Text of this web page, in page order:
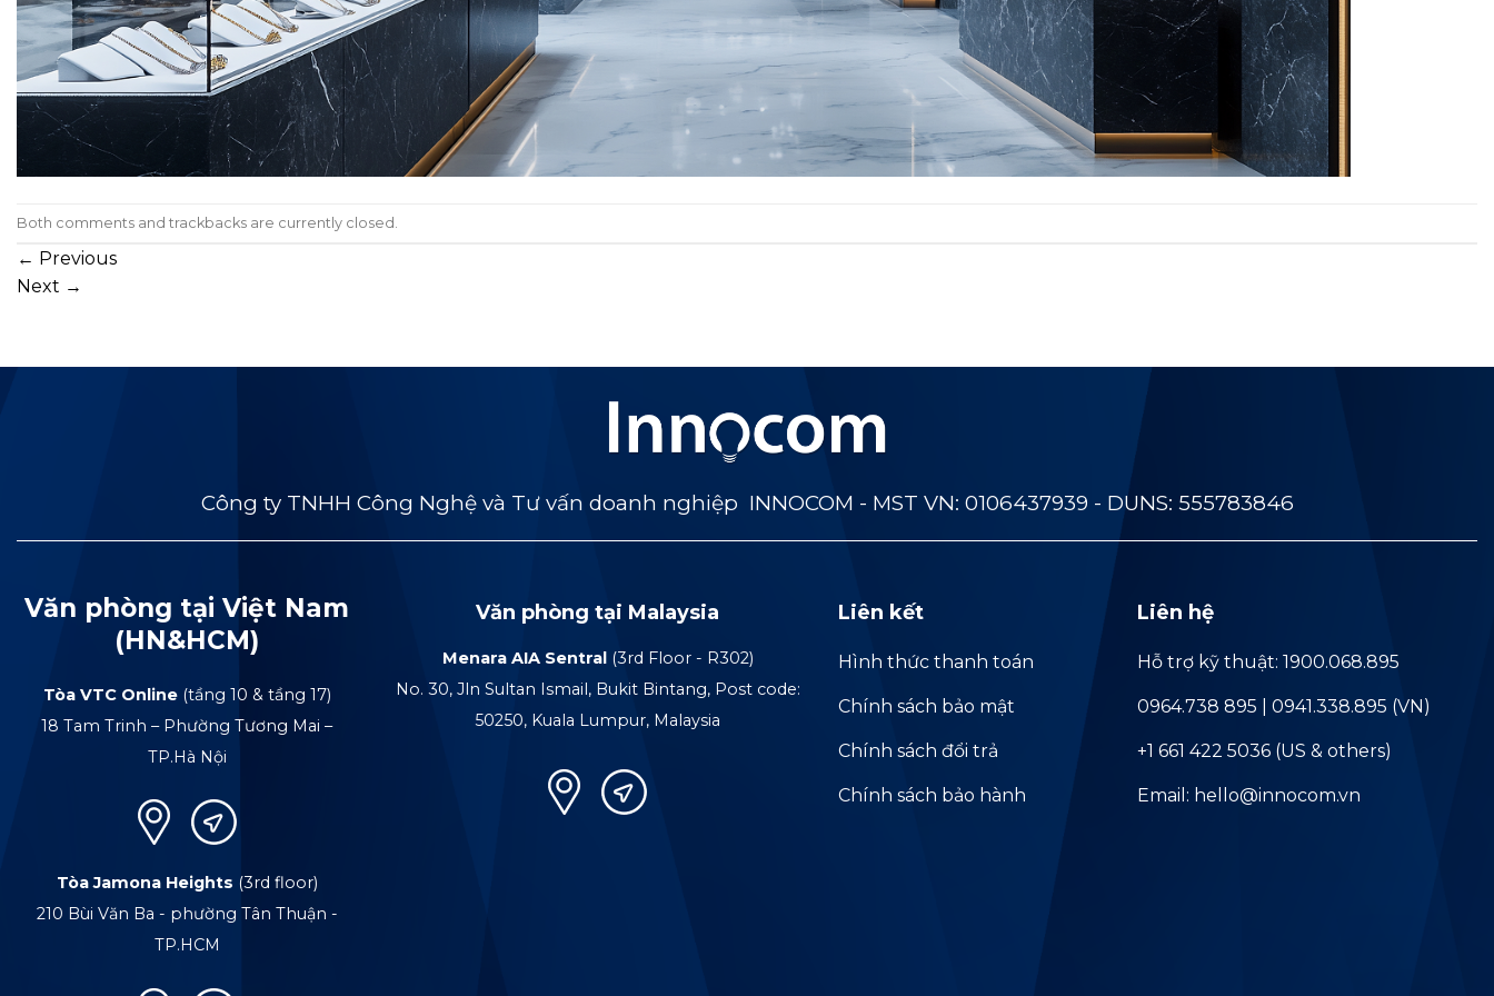
Both comments and trackbacks are currently closed.
← Previous
Next →
Công ty TNHH Công Nghệ và Tư vấn doanh nghiệp INNOCOM - MST VN: 0106437939 - DUNS: 555783846
Văn phòng tại Việt Nam
(HN&HCM)
Tòa VTC Online(tầng 10 & tầng 17)
18 Tam Trinh – Phường Tương Mai –
TP.Hà Nội
Tòa Jamona Heights (3rd floor)
210 Bùi Văn Ba - phường Tân Thuận -
TP.HCM
Văn phòng tại Malaysia
Menara AIA Sentral (3rd Floor - R302)
No. 30, Jln Sultan Ismail, Bukit Bintang, Post code:
50250, Kuala Lumpur, Malaysia
Liên kết
Hình thức thanh toán
Chính sách bảo mật
Chính sách đổi trả
Chính sách bảo hành
Liên hệ
Hỗ trợ kỹ thuật: 1900.068.895
0964.738 895 | 0941.338.895 (VN)
+1 661 422 5036 (US & others)
Email: hello@innocom.vn